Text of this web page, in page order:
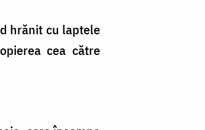
hrănit cu laptele
cea către